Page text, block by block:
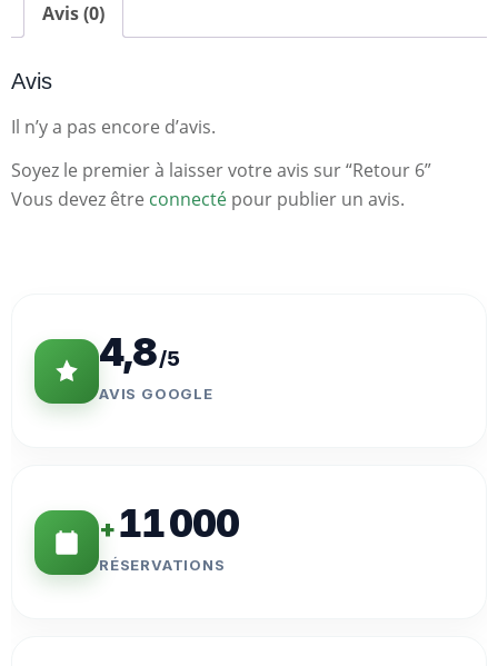
Avis (0)
Avis
Il n’y a pas encore d’avis.
Soyez le premier à laisser votre avis sur “Retour 6”
Vous devez être connecté pour publier un avis.
4,8/5
AVIS GOOGLE
+11 000
RÉSERVATIONS